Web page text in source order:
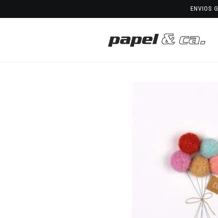
ENVIOS